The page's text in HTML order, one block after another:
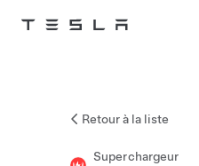
Tesla
Retour à la liste
Superchargeur